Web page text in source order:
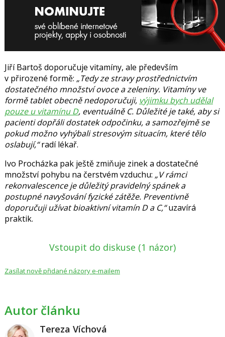
Jiří Bartoš doporučuje vitamíny, ale především
v přirozené formě: „Tedy ze stravy prostřednictvím
dostatečného množství ovoce a zeleniny. Vitamíny ve
formě tablet obecně nedoporučuji, výjimku bych udělal
pouze u vitamínu D, eventuálně C. Důležité je také, aby si
pacienti dopřáli dostatek odpočinku, a samozřejmě se
pokud možno vyhýbali stresovým situacím, které tělo
oslabují,“radí lékař.
Ivo Procházka pak ještě zmiňuje zinek a dostatečné
množství pohybu na čerstvém vzduchu: „V rámci
rekonvalescence je důležitý pravidelný spánek a
postupné navyšování fyzické zátěže. Preventivně
doporučuji užívat bioaktivní vitamín D a C,“uzavírá
praktik.
Vstoupit do diskuse (1 názor)
Zasílat nově přidané názory e-mailem
Autor článku
Tereza Víchová